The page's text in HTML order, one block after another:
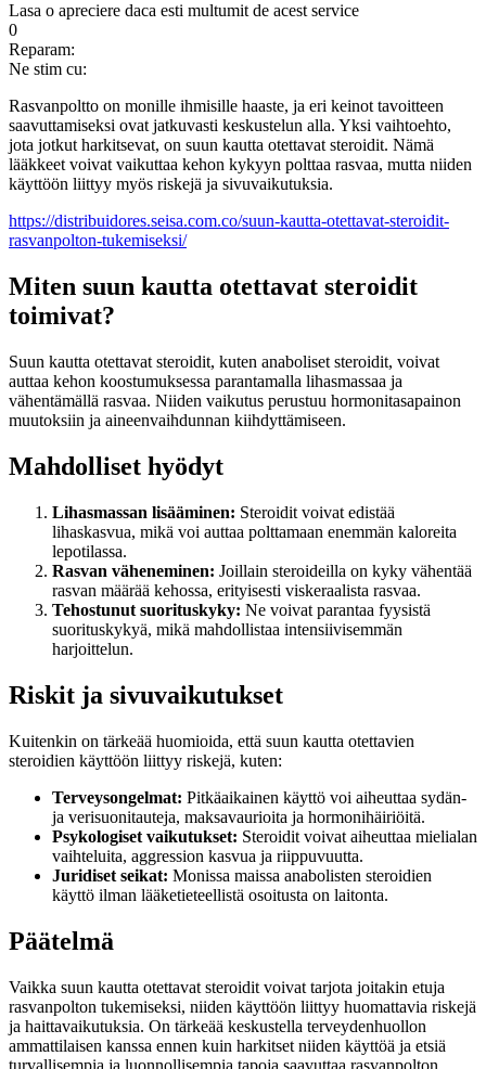
Lasa o apreciere daca esti multumit de acest service
0
Reparam:
Ne stim cu:
Rasvanpoltto on monille ihmisille haaste, ja eri keinot tavoitteen
saavuttamiseksi ovat jatkuvasti keskustelun alla. Yksi vaihtoehto,
jota jotkut harkitsevat, on suun kautta otettavat steroidit. Nämä
lääkkeet voivat vaikuttaa kehon kykyyn polttaa rasvaa, mutta niiden
käyttöön liittyy myös riskejä ja sivuvaikutuksia.
https://distribuidores.seisa.com.co/suun-kautta-otettavat-steroidit-
rasvanpolton-tukemiseksi/
Miten suun kautta otettavat steroidit
toimivat?
Suun kautta otettavat steroidit, kuten anaboliset steroidit, voivat
auttaa kehon koostumuksessa parantamalla lihasmassaa ja
vähentämällä rasvaa. Niiden vaikutus perustuu hormonitasapainon
muutoksiin ja aineenvaihdunnan kiihdyttämiseen.
Mahdolliset hyödyt
Lihasmassan lisääminen: Steroidit voivat edistää
lihaskasvua, mikä voi auttaa polttamaan enemmän kaloreita
lepotilassa.
Rasvan väheneminen: Joillain steroideilla on kyky vähentää
rasvan määrää kehossa, erityisesti viskeraalista rasvaa.
Tehostunut suorituskyky: Ne voivat parantaa fyysistä
suorituskykyä, mikä mahdollistaa intensiivisemmän
harjoittelun.
Riskit ja sivuvaikutukset
Kuitenkin on tärkeää huomioida, että suun kautta otettavien
steroidien käyttöön liittyy riskejä, kuten:
Terveysongelmat: Pitkäaikainen käyttö voi aiheuttaa sydän-
ja verisuonitauteja, maksavaurioita ja hormonihäiriöitä.
Psykologiset vaikutukset: Steroidit voivat aiheuttaa mielialan
vaihteluita, aggression kasvua ja riippuvuutta.
Juridiset seikat: Monissa maissa anabolisten steroidien
käyttö ilman lääketieteellistä osoitusta on laitonta.
Päätelmä
Vaikka suun kautta otettavat steroidit voivat tarjota joitakin etuja
rasvanpolton tukemiseksi, niiden käyttöön liittyy huomattavia riskejä
ja haittavaikutuksia. On tärkeää keskustella terveydenhuollon
ammattilaisen kanssa ennen kuin harkitset niiden käyttöä ja etsiä
turvallisempia ja luonnollisempia tapoja saavuttaa rasvanpolton